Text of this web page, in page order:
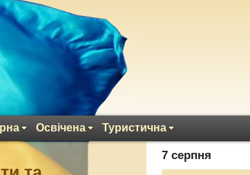
Освічена Туристична
7 серпня